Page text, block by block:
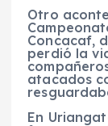
Otro
Concacaf,
perdió la
atacados
En